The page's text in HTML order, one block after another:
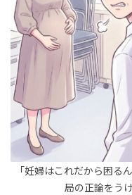
TREND（ト
tend
「人として
い」と辛辣
HUMAN（話
tend
「開始3
くりゅうペ
が感極まり
「妊婦はこれだから困る
局の正論をう